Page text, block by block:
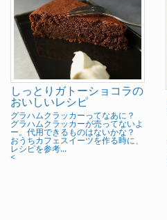
しっとりガトーショコラの
おいしいレシピ
グラハムクラッカーってなあに？
グラハムクラッカーが売ってないよ
ー。代用できるものはないかな？
おうちカフェスイーツを作る時に、
レシピを参考...
<